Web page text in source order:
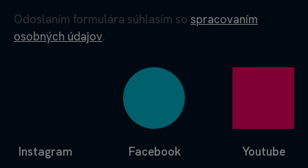
Odoslaním formulára súhlasím so spracovaním
osobných údajov.
Facebook
Instagram Youtube